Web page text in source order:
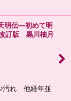
明伝―初めて明
訂版 黒川柚月
汚れ 他経年並